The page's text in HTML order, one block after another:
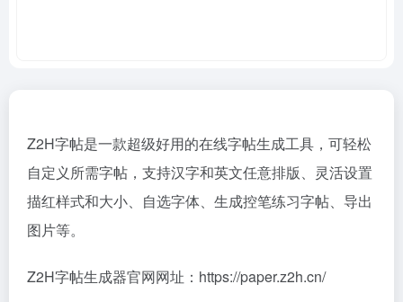
Z2H字帖是一款超级好用的在线字帖生成工具，可轻松
自定义所需字帖，支持汉字和英文任意排版、灵活设置
描红样式和大小、自选字体、生成控笔练习字帖、导出
图片等。
Z2H字帖生成器官网网址：https://paper.z2h.cn/